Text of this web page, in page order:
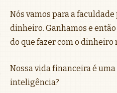
Nós vamos para a
dinheiro. Ganhamos e
do que fazer com o dinheiro
Nossa vida financeira é
inteligência?